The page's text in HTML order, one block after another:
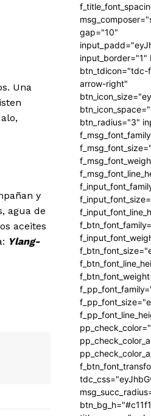
Una
y
agua de
aceites
Ylang-
gap="10"
arrow-right"
btn_radius="3"